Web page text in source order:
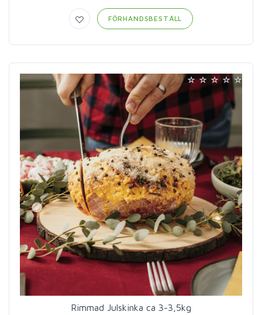
FÖRHANDSBESTÄLL
Rimmad Julskinka ca 3-3,5kg